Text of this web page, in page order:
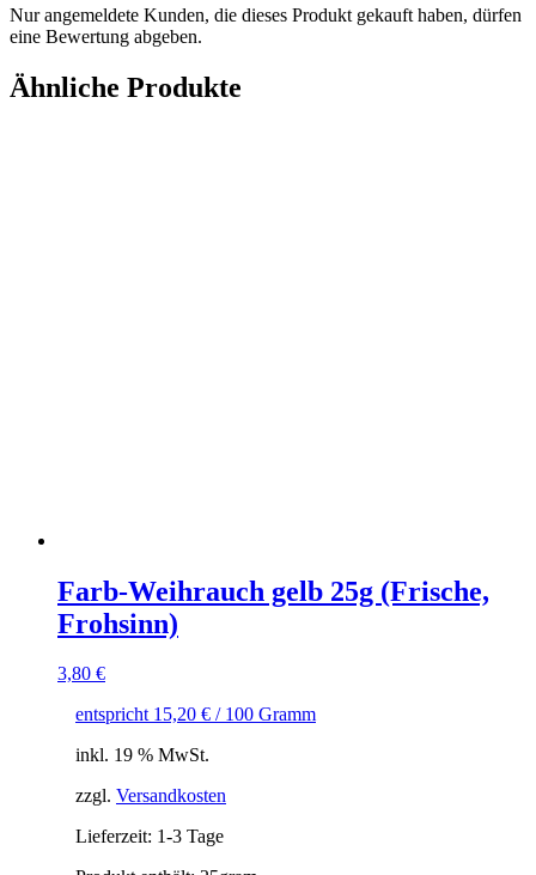
Nur angemeldete Kunden, die dieses Produkt gekauft haben, dürfen
eine Bewertung abgeben.
Ähnliche Produkte
Farb-Weihrauch gelb 25g (Frische,
Frohsinn)
3,80 €
entspricht 15,20 € / 100 Gramm
inkl. 19 % MwSt.
zzgl. Versandkosten
Lieferzeit: 1-3 Tage